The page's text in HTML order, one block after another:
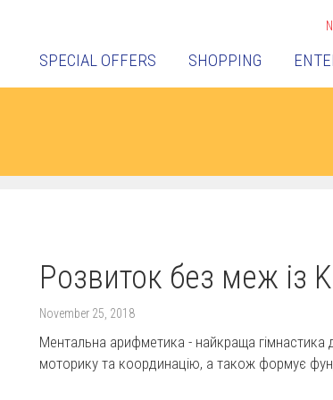
SPECIAL OFFERS SHOPPING
Розвиток без меж із
November 25, 2018
Ментальна арифметика - найкраща
моторику та координацію, а також формує